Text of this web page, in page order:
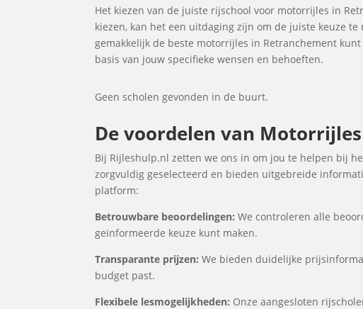
Het kiezen van de juiste rijschool voor motorrijles in
kiezen, kan het een uitdaging zijn om de juiste keuze
gemakkelijk de beste motorrijles in Retranchement
basis van jouw specifieke wensen en behoeften.
Geen scholen gevonden in de buurt.
De voordelen van
Bij Rijleshulp.nl zetten we ons in om jou te helpen bij
zorgvuldig geselecteerd en bieden uitgebreide
platform:
Betrouwbare beoordelingen: We controleren alle
geïnformeerde keuze kunt maken.
Transparante prijzen: We bieden duidelijke
budget past.
Flexibele lesmogelijkheden: Onze aangesloten